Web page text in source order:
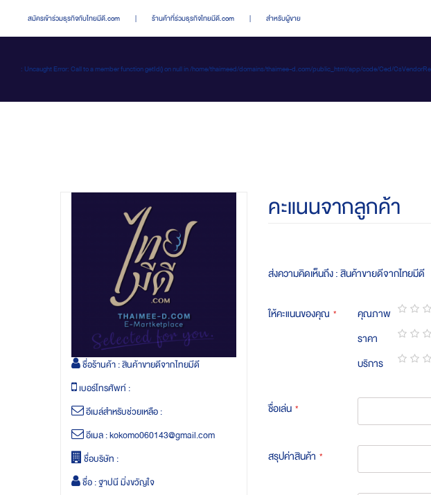
สมัครเข้าร่วมธุรกิจกับไทยมีดี.com | ร้านค้าที่ร่วมธุรกิจไทยมีดี.com | สำหรับผู้ขาย
: Uncaught Error: Call to a member function getId() on null in /home/thaimeed/domains/thaimee-d.com/public_html/app/code/Ced/
ชื่อร้านค้า :สินค้าขายดีจากไทยมีดี
เบอร์โทรศัพท์ :
อีเมล์สำหรับช่วยเหลือ :
อีเมล :kokomo060143@gmail.com
ชื่อบริษัท :
ชื่อ :ฐาปนี มิ่งขวัญใจ
คะแนนจากลูกค้า
ส่งความคิดเห็นถึง : สินค้าขายดีจากไทยมีดี
ให้คะแนนของคุณ คุณภาพ
1
star
2
stars
3
stars
4
stars
5
stars
ราคา
1
star
2
stars
3
stars
4
stars
5
stars
บริการ
ชื่อเล่น
สรุปค่าสินค้า